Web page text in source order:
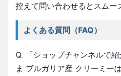
控えて問い合わせるとスムー
よくある質問（FAQ）
Q. 「ショップチャンネルで
ま ブルガリア産 クリーミー